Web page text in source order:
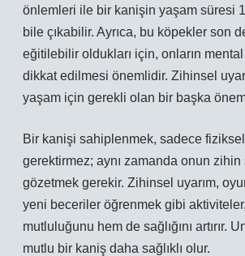
önlemleri ile bir kanişin yaşam süresi
bile çıkabilir. Ayrıca, bu köpekler son
eğitilebilir oldukları için, onların mental
dikkat edilmesi önemlidir. Zihinsel
yaşam için gerekli olan bir başka
Bir kanişi sahiplenmek, sadece fiziksel
gerektirmez; aynı zamanda onun zihin
gözetmek gerekir. Zihinsel uyarım,
yeni beceriler öğrenmek gibi
mutluluğunu hem de sağlığını artırır.
mutlu bir kaniş daha sağlıklı olur.